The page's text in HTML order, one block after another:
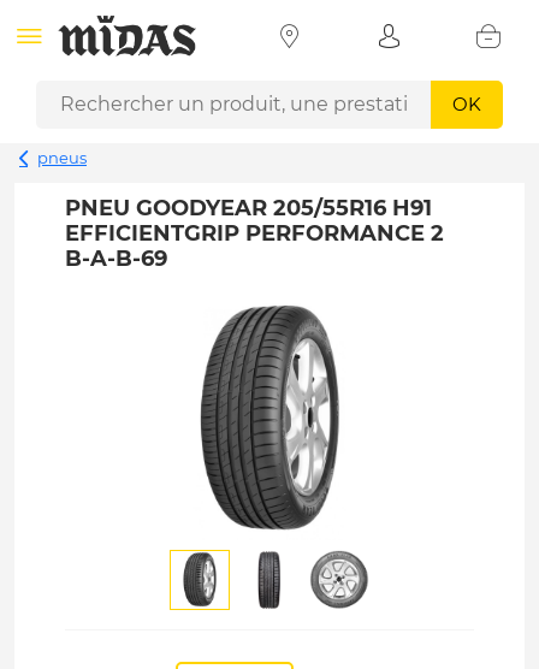
OK
pneus
PNEU GOODYEAR 205/55R16 H91
EFFICIENTGRIP PERFORMANCE 2
B-A-B-69